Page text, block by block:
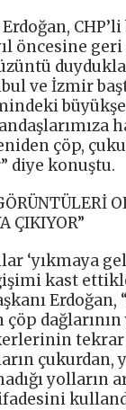
öncesine
ve İzmir
çöp,
diye konuştu.
ÇIKIYOR”
‘yıkmaya
kast
Erdoğan,
çukurdan,
yolların